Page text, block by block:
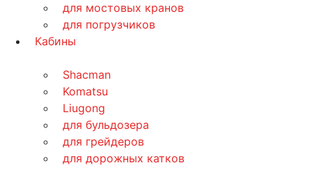
для мостовых кранов
для погрузчиков
Кабины
Shacman
Komatsu
Liugong
для бульдозера
для грейдеров
для дорожных катков